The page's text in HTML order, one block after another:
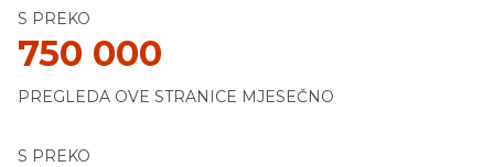
S PREKO
750 000
PREGLEDA OVE STRANICE MJESEČNO
S PREKO